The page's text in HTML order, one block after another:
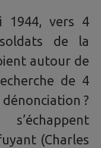
vers 4
de la
autour de
de 4
?
(Charles